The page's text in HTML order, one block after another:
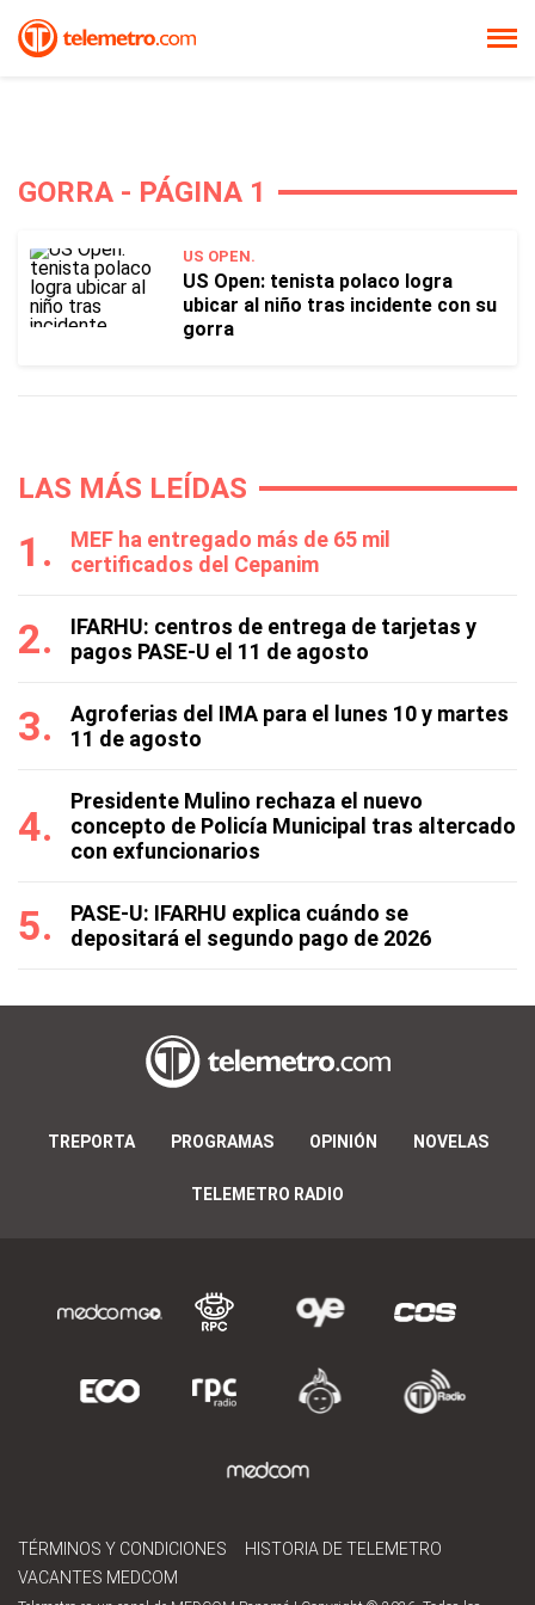
GORRA - PÁGINA 1
US OPEN.
US Open: tenista polaco logra
ubicar al niño tras incidente con su
gorra
LAS MÁS LEÍDAS
MEF ha entregado más de 65 mil
certificados del Cepanim
IFARHU: centros de entrega de tarjetas y
pagos PASE-U el 11 de agosto
Agroferias del IMA para el lunes 10 y martes
11 de agosto
Presidente Mulino rechaza el nuevo
concepto de Policía Municipal tras altercado
con exfuncionarios
PASE-U: IFARHU explica cuándo se
depositará el segundo pago de 2026
TREPORTA PROGRAMAS OPINIÓN NOVELAS
TELEMETRO RADIO
TÉRMINOS Y CONDICIONES
HISTORIA DE TELEMETRO
VACANTES MEDCOM